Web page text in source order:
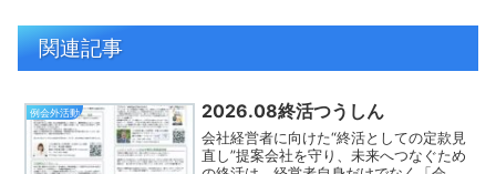
関連記事
例会外活動 2026.08終活つうしん
会社経営者に向けた“終活としての定款見
直し”提案会社を守り、未来へつなぐため